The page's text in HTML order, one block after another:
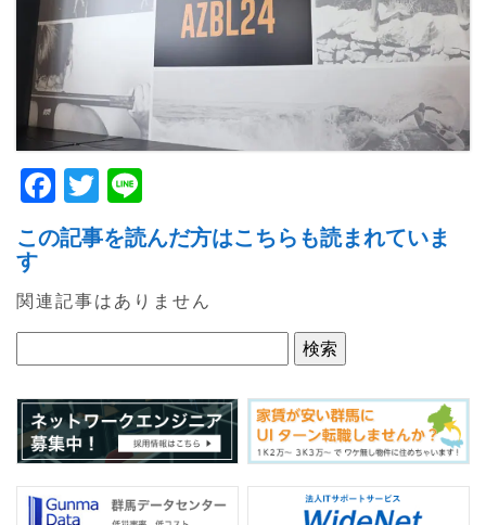
F
a
c
e
b
o
o
k
T
w
itt
er
n
e
この記事を読んだ方はこちらも読まれていま
す
関連記事はありません